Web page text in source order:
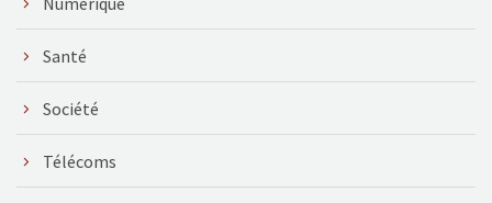
Santé
Société
Télécoms